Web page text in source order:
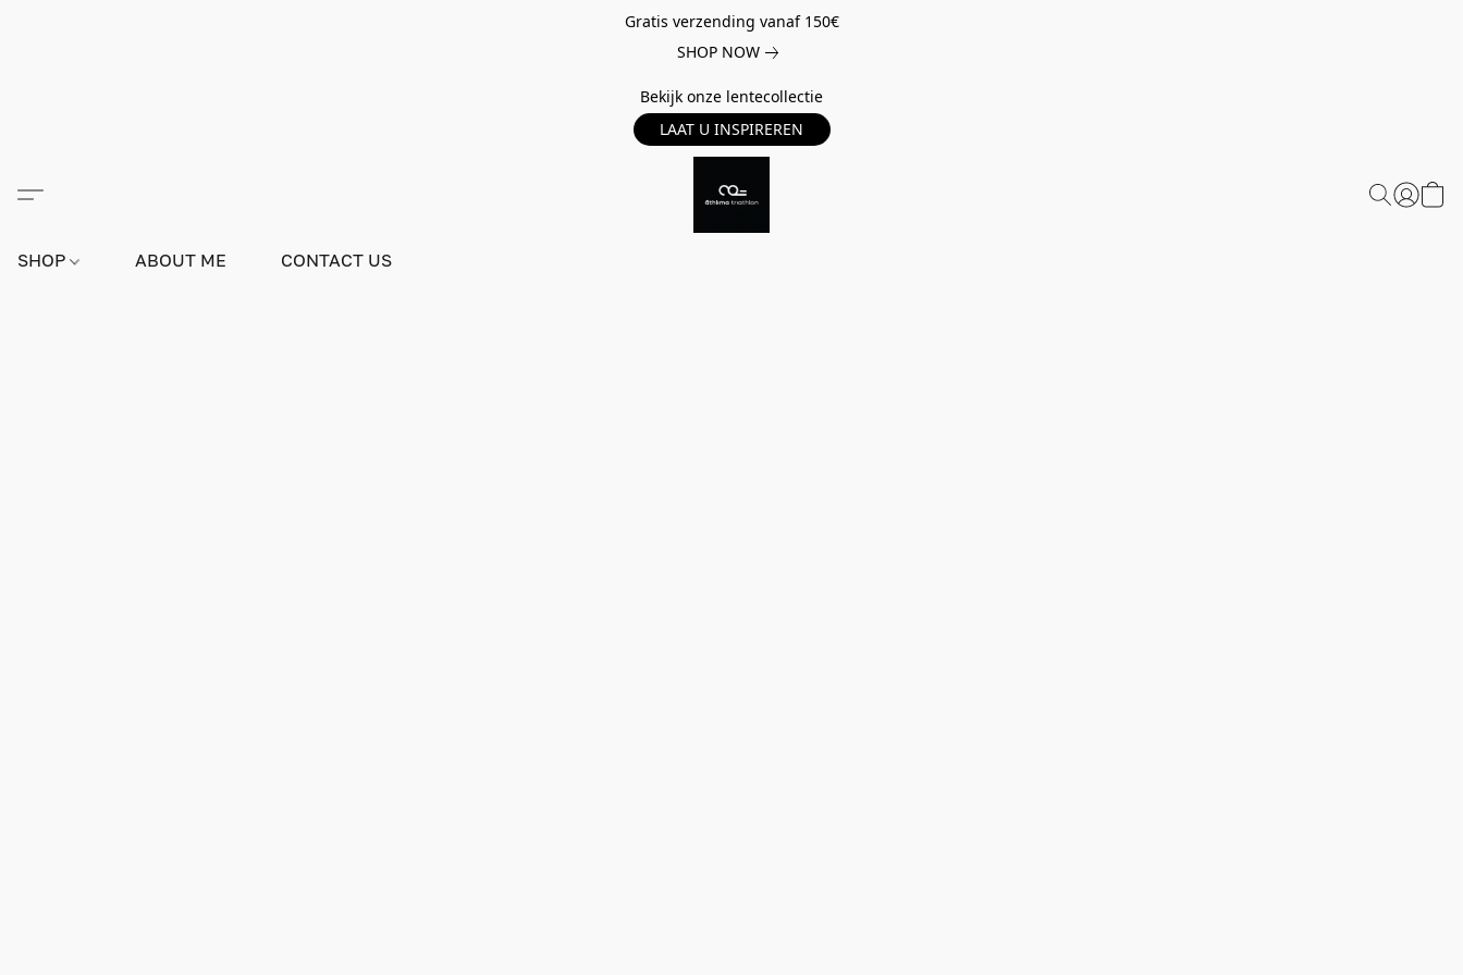
Gratis verzending vanaf 150€
SHOP NOW
Bekijk onze lentecollectie
LAAT U INSPIREREN
SHOP ABOUT ME CONTACT US